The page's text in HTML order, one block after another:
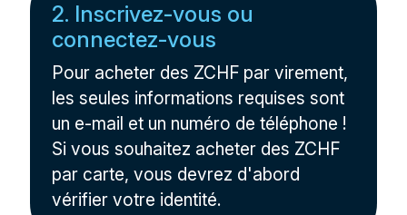
2. Inscrivez-vous ou
connectez-vous
Pour acheter des ZCHF par virement,
les seules informations requises sont
un e-mail et un numéro de téléphone !
Si vous souhaitez acheter des ZCHF
par carte, vous devrez d'abord
vérifier votre identité.